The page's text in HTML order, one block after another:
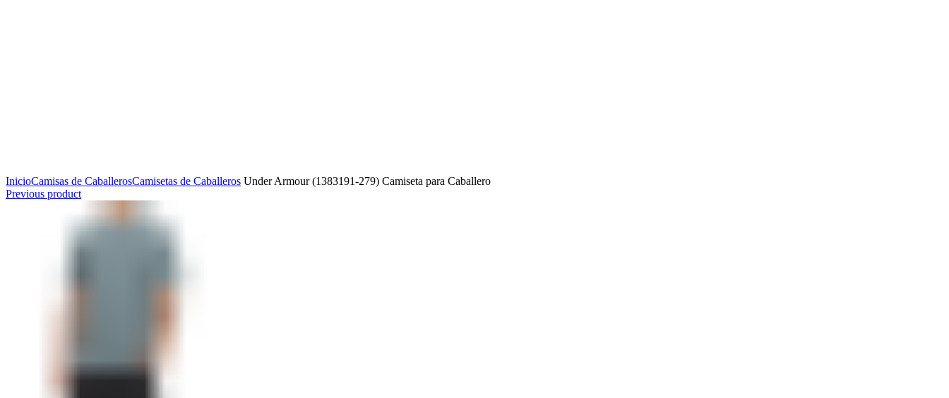
InicioCamisas de CaballerosCamisetas de Caballeros Under Armour (1383191-279) Camiseta para Caballero
Previous product